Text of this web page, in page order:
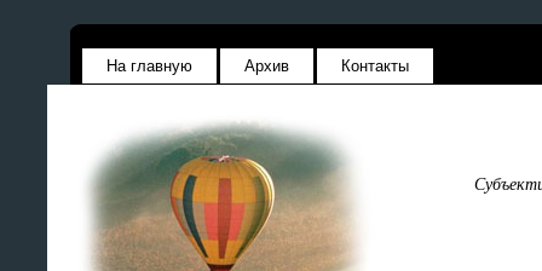
На главную Архив Контакты